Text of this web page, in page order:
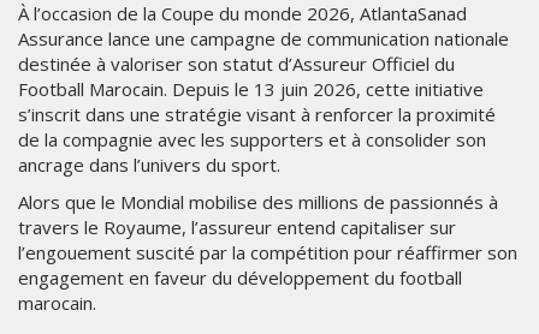
À l’occasion de la Coupe du monde 2026, AtlantaSanad
Assurance lance une campagne de communication nationale
destinée à valoriser son statut d’Assureur Officiel du
Football Marocain. Depuis le 13 juin 2026, cette initiative
s’inscrit dans une stratégie visant à renforcer la proximité
de la compagnie avec les supporters et à consolider son
ancrage dans l’univers du sport.
Alors que le Mondial mobilise des millions de passionnés à
travers le Royaume, l’assureur entend capitaliser sur
l’engouement suscité par la compétition pour réaffirmer son
engagement en faveur du développement du football
marocain.